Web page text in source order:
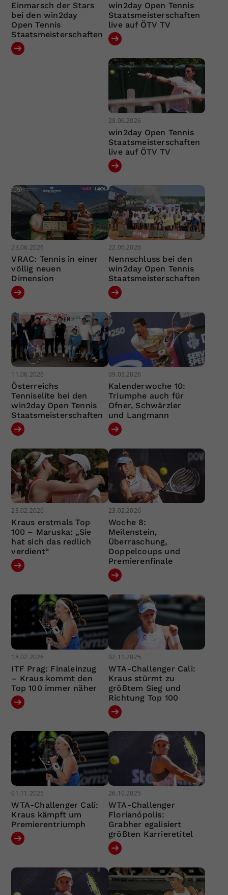
Einmarsch der Stars
bei den win2day
Open Tennis
Staatsmeisterschaften
win2day Open Tennis
Staatsmeisterschaften
live auf ÖTV TV
28.06.2026
win2day Open Tennis
Staatsmeisterschaften
live auf ÖTV TV
23.06.2026
VRAC: Tennis in einer
völlig neuen
Dimension
22.06.2026
Nennschluss bei den
win2day Open Tennis
Staatsmeisterschaften
11.06.2026
Österreichs
Tenniselite bei den
win2day Open Tennis
Staatsmeisterschaften
09.03.2026
Kalenderwoche 10:
Triumphe auch für
Ofner, Schwärzler
und Langmann
23.02.2026
Kraus erstmals Top
100 – Maruska: „Sie
hat sich das redlich
verdient“
23.02.2026
Woche 8:
Meilenstein,
Überraschung,
Doppelcoups und
Premierenfinale
18.02.2026
ITF Prag: Finaleinzug
– Kraus kommt den
Top 100 immer näher
02.11.2025
WTA-Challenger Cali:
Kraus stürmt zu
größtem Sieg und
Richtung Top 100
01.11.2025
WTA-Challenger Cali:
Kraus kämpft um
Premierentriumph
26.10.2025
WTA-Challenger
Florianópolis:
Grabher egalisiert
größten Karrieretitel